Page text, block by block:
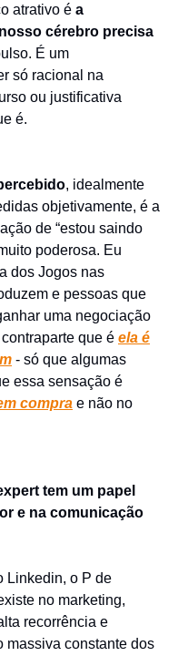
atrativo é a
cérebro precisa
É um
só racional na
ou justificativa
é.
, idealmente
objetivamente, é a
de “estou saindo
poderosa. Eu
dos Jogos nas
e pessoas que
uma negociação
que é ela é
- só que algumas
essa sensação é
compra e não no
tem um papel
e na comunicação
Linkedin, o P de
no marketing,
recorrência e
massiva constante dos